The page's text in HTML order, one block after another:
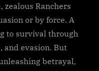
zealous Ranchers
or by force. A
to survival through
and evasion. But
betrayal,